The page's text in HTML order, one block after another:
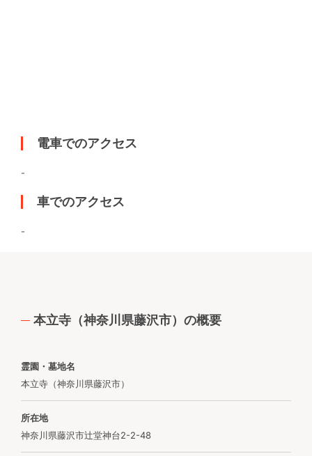
電車でのアクセス
-
車でのアクセス
-
本立寺（神奈川県藤沢市）の概要
霊園・墓地名
本立寺（神奈川県藤沢市）
所在地
神奈川県藤沢市辻堂神台2-2-48